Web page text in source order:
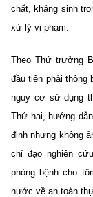
chất, kháng sinh
xử lý vi phạm.
Theo Thứ trưởng
đầu tiên phải
nguy cơ sử dụng
Thứ hai, hướng
định nhưng không
chỉ đạo nghiên
phòng bệnh cho
nước về an toàn